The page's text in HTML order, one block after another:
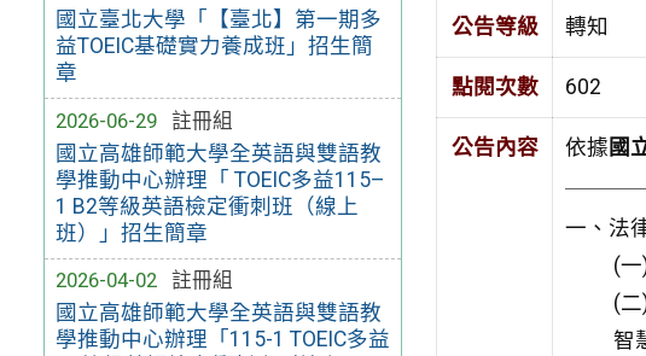
國立臺北大學「【臺北】第一期多
益TOEIC基礎實力養成班」招生簡
章
2026-06-29
註冊組
國立高雄師範大學全英語與雙語教
學推動中心辦理「 TOEIC多益115–
1 B2等級英語檢定衝刺班（線上
班）」招生簡章
2026-04-02
註冊組
國立高雄師範大學全英語與雙語教
學推動中心辦理「115-1 TOEIC多益
公告等級 轉知
點閱次數 602
公告內容 依據 國
一、法
(
(
智